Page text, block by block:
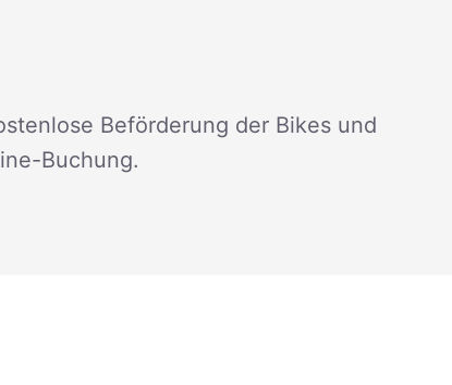
Beförderung der Bikes und
Buchung.